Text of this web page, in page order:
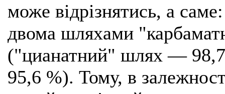
може відрізнятись, а
двома шляхами
("цианатний" шлях —
95,6 %). Тому, в